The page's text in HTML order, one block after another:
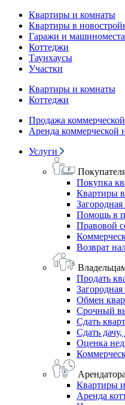
Квартиры и комнаты
Квартиры в
Гаражи и машиноместа
Коттеджи
Таунхаусы
Участки
Квартиры и комнаты
Коттеджи
Продажа
Аренда коммерческой
Услуги
Покупка
Квартиры
Помощь в
Правовой
Возврат
Продать
Обмен
Срочный
Сдать
Сдать
Оценка
Квартиры
Аренда